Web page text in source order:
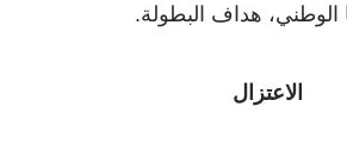
الوطني، هداف البطولة.
الاعتزال